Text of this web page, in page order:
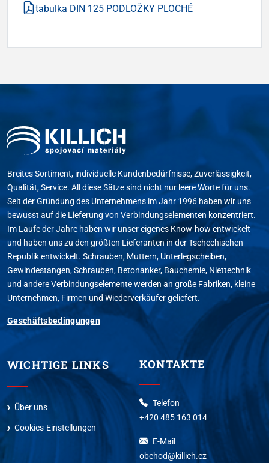
tabulka DIN 125 PODLOŽKY PLOCHÉ
Breites Sortiment, individuelle Kundenbedürfnisse, Zuverlässigkeit,
Qualität, Service. All diese Sätze sind nicht nur leere Worte für uns.
Seit der Gründung des Unternehmens im Jahr 1996 haben wir uns
bewusst auf die Lieferung von Verbindungselementen konzentriert.
Im Laufe der Jahre haben wir unser eigenes Know-how entwickelt
und haben uns zu den größten Lieferanten in der Tschechischen
Republik entwickelt. Schrauben, Muttern, Unterlegscheiben,
Gewindestangen, Schrauben, Betonanker, Bauchemie, Niettechnik
und andere Verbindungselemente werden an große Fabriken, kleine
Unternehmen, Firmen und Wiederverkäufer geliefert.
Geschäftsbedingungen
WICHTIGE LINKS
Über uns
Cookies-Einstellungen
KONTAKTE
Telefon
+420 485 163 014
E-Mail
obchod@killich.cz